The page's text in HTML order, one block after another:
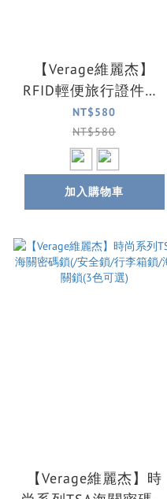
【Verage維麗杰】
RFID輕便旅行證件夾/
收納包/錢包(2色可選)
NT$580
NT$580
加入購物車
【Verage維麗杰】時